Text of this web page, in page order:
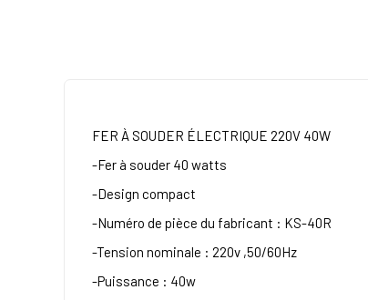
FER À SOUDER ÉLECTRIQUE 220V 40W
-Fer à souder 40 watts
-Design compact
-Numéro de pièce du fabricant : KS-40R
-Tension nominale : 220v ,50/60Hz
-Puissance : 40w